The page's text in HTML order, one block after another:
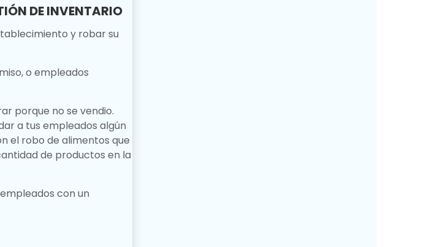
DE INVENTARIO
y robar su
o empleados
porque no se vendio.
a tus empleados algún
el robo de alimentos que
de productos en la
con un